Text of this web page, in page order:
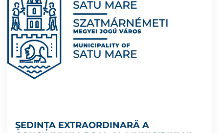
ȘEDINȚA EXTRAORDINARĂ A